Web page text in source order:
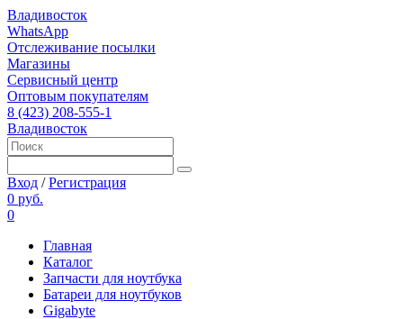
Владивосток
WhatsApp
Отслеживание посылки
Магазины
Сервисный центр
Оптовым покупателям
8 (423) 208-555-1
Владивосток
Вход /Регистрация
0 руб.
0
Главная
Каталог
Запчасти для ноутбука
Батареи для ноутбуков
Gigabyte